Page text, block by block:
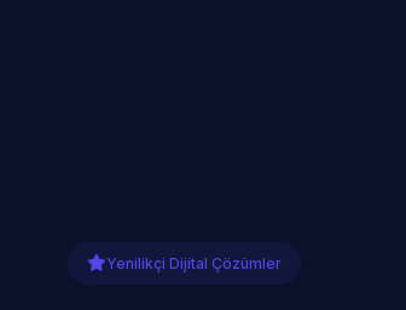
Yenilikçi Dijital Çözümler